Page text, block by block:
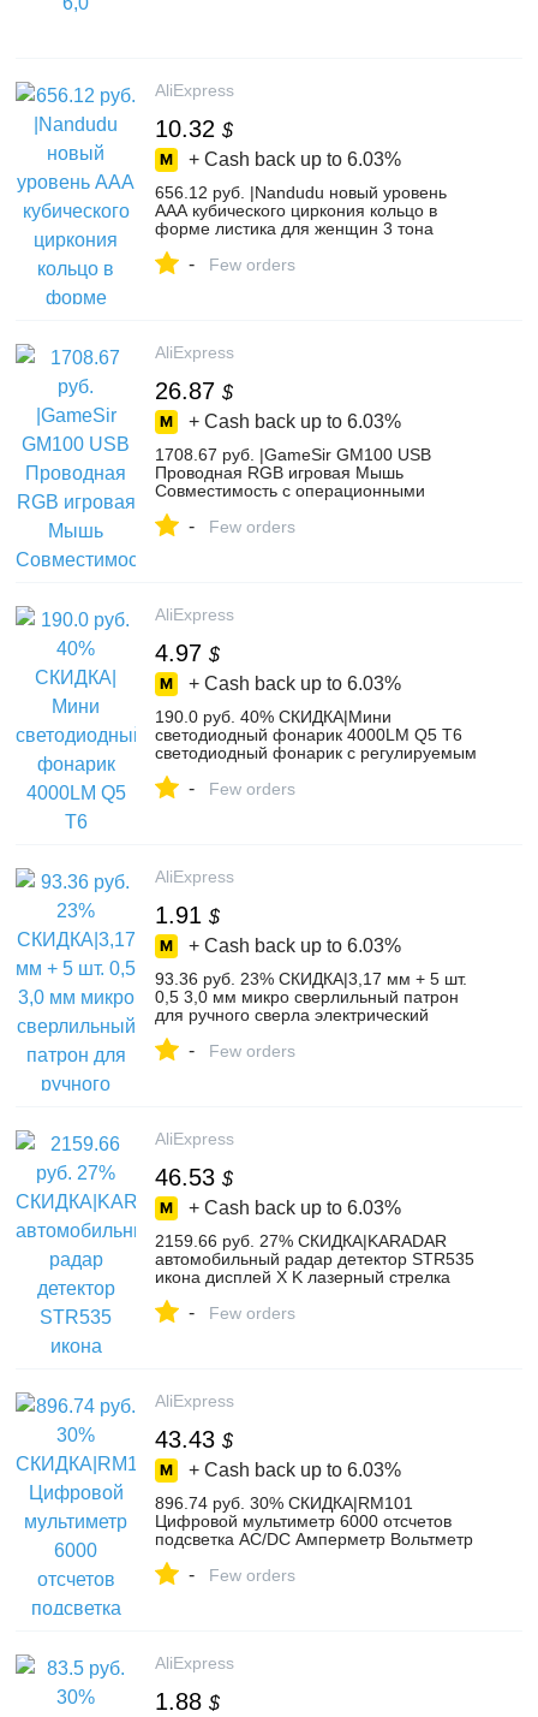
AliExpress
10.32 $
+ Cash back up to 6.03%
656.12 руб. |Nandudu новый уровень
ААА кубического циркония кольцо в
форме листика для женщин 3 тона
CZ кольца подарок элегантные
- Few orders
AliExpress
26.87 $
+ Cash back up to 6.03%
1708.67 руб. |GameSir GM100 USB
Проводная RGB игровая Мышь
Совместимость с операционными
и GameSir X1 BattleDock/Z1 игровая
- Few orders
AliExpress
4.97 $
+ Cash back up to 6.03%
190.0 руб. 40% СКИДКА|Мини
светодиодный фонарик 4000LM Q5 T6
светодиодный фонарик с регулируемым
лампы использовать 14500 и 18650 дать
- Few orders
AliExpress
1.91 $
+ Cash back up to 6.03%
93.36 руб. 23% СКИДКА|3,17 мм + 5 шт.
0,5 3,0 мм микро сверлильный патрон
для ручного сверла электрический
on Aliexpress.com | Alibaba Group
- Few orders
AliExpress
46.53 $
+ Cash back up to 6.03%
2159.66 руб. 27% СКИДКА|KARADAR
автомобильный радар детектор STR535
икона дисплей X K лазерный стрелка
мобильный детектор камеры-in
- Few orders
AliExpress
43.43 $
+ Cash back up to 6.03%
896.74 руб. 30% СКИДКА|RM101
Цифровой мультиметр 6000 отсчетов
подсветка AC/DC Амперметр Вольтметр
напряжения RICHMETERS-in
- Few orders
AliExpress
1.88 $